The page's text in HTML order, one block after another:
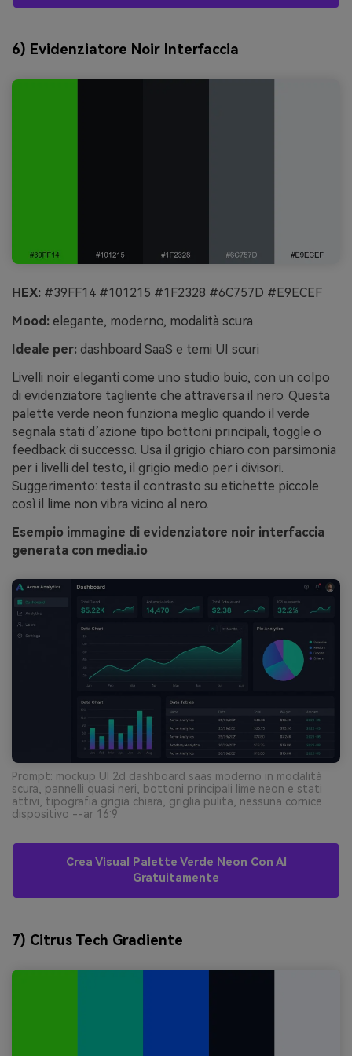
6) Evidenziatore Noir Interfaccia
HEX: #39FF14 #101215 #1F2328 #6C757D #E9ECEF
Mood: elegante, moderno, modalità scura
Ideale per: dashboard SaaS e temi UI scuri
Livelli noir eleganti come uno studio buio, con un colpo
di evidenziatore tagliente che attraversa il nero. Questa
palette verde neon funziona meglio quando il verde
segnala stati d’azione tipo bottoni principali, toggle o
feedback di successo. Usa il grigio chiaro con parsimonia
per i livelli del testo, il grigio medio per i divisori.
Suggerimento: testa il contrasto su etichette piccole
così il lime non vibra vicino al nero.
Esempio immagine di evidenziatore noir interfaccia
generata con media.io
Prompt: mockup UI 2d dashboard saas moderno in modalità
scura, pannelli quasi neri, bottoni principali lime neon e stati
attivi, tipografia grigia chiara, griglia pulita, nessuna cornice
dispositivo --ar 16:9
Crea Visual Palette Verde Neon Con AI
Gratuitamente
7) Citrus Tech Gradiente